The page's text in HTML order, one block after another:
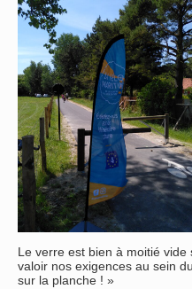
Le verre est bien à moitié
valoir nos exigences au sein
sur la planche ! »